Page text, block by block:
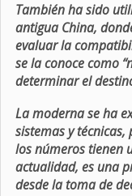
También ha sido
antigua China,
evaluar la
se la conoce como
determinar el
La moderna se ha
sistemas y
los números tienen
actualidad, es una
desde la toma de